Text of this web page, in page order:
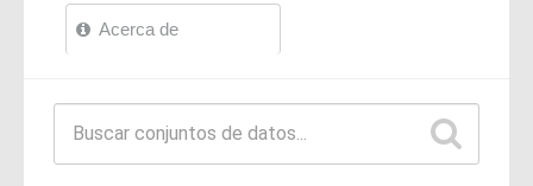
Acerca de